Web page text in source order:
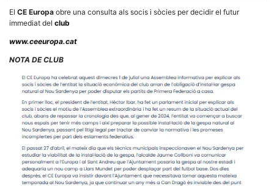
El CE Europa obre una consulta als socis i sòcies per decidir el futur
immediat del club
www.ceeuropa.cat
NOTA DE CLUB
són
Estadístiques
Recopilem
dades
estadístiques
anònima d'ús
del lloc web
per a millorar
la funcionalitat
i la seva